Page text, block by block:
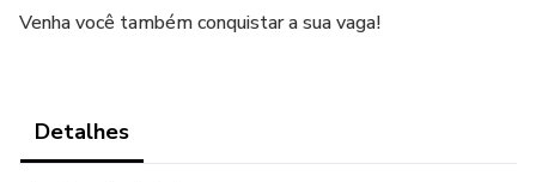
Venha você também conquistar a sua vaga!
Detalhes